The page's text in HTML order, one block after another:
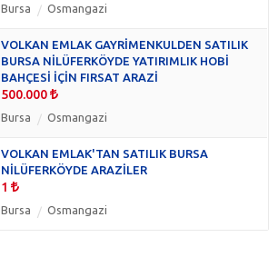
Bursa Osmangazi
VOLKAN EMLAK GAYRİMENKULDEN SATILIK
BURSA NİLÜFERKÖYDE YATIRIMLIK HOBİ
BAHÇESİ İÇİN FIRSAT ARAZİ
500.000
Bursa Osmangazi
VOLKAN EMLAK'TAN SATILIK BURSA
NİLÜFERKÖYDE ARAZİLER
1
Bursa Osmangazi